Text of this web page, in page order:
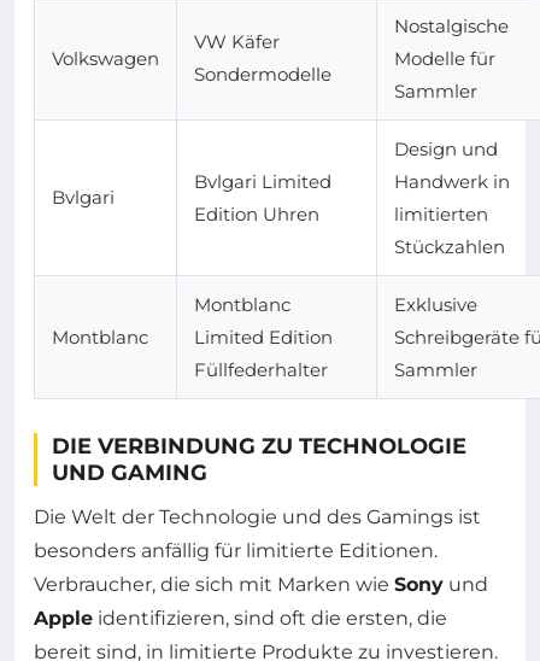
Volkswagen
VW Käfer
Sondermodelle
Nostalgische
Modelle für
Sammler
Bvlgari
Bvlgari Limited
Edition Uhren
Design und
Handwerk in
limitierten
Stückzahlen
Montblanc
Montblanc
Limited Edition
Füllfederhalter
Exklusive
Schreibgeräte
Sammler
DIE VERBINDUNG ZU TECHNOLOGIE
UND GAMING
Die Welt der Technologie und des Gamings ist
besonders anfällig für limitierte Editionen.
Verbraucher, die sich mit Marken wie Sony und
Apple identifizieren, sind oft die ersten, die
bereit sind, in limitierte Produkte zu investieren.